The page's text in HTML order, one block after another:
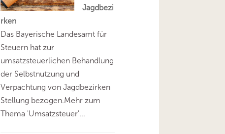
Jagdbezi
rken
Das Bayerische Landesamt für
Steuern hat zur
umsatzsteuerlichen Behandlung
der Selbstnutzung und
Verpachtung von Jagdbezirken
Stellung bezogen.Mehr zum
Thema 'Umsatzsteuer'...